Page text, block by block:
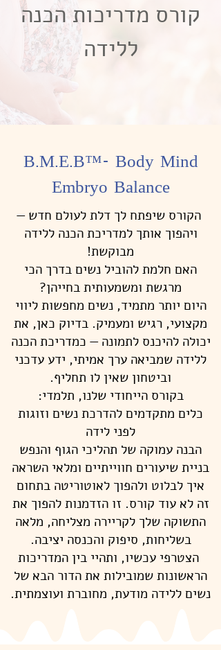
קורס מדריכות הכנה
ללידה
B.M.E.B™- Body Mind
Embryo Balance
הקורס שיפתח לך דלת לעולם חדש —
ויהפוך אותך למדריכת הכנה ללידה
מבוקשת!
האם חלמת להוביל נשים בדרך הכי
מרגשת ומשמעותית בחייהן?
היום יותר מתמיד, נשים מחפשות ליווי
מקצועי, רגיש ומעמיק. בדיוק כאן, את
יכולה להיכנס לתמונה — כמדריכת הכנה
ללידה שמביאה ערך אמיתי, ידע עדכני
וביטחון שאין לו תחליף.
בקורס הייחודי שלנו, תלמדי:
כלים מתקדמים להדרכת נשים וזוגות
לפני לידה
הבנה עמוקה של תהליכי הגוף והנפש
בניית שיעורים חווייתיים ומלאי השראה
איך לבלוט ולהפוך לאוטוריטה בתחום
זה לא עוד קורס. זו הזדמנות להפוך את
התשוקה שלך לקריירה מצליחה, מלאה
בשליחות, סיפוק והכנסה יציבה.
הצטרפי עכשיו, ותהיי בין המדריכות
הראשונות שמובילות את הדור הבא של
נשים ללידה מודעת, מחוברת ועוצמתית.